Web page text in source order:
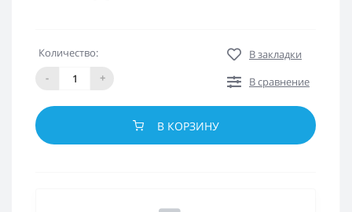
Количество:
-
+
В закладки
В сравнение
В КОРЗИНУ